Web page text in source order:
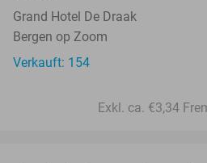
Grand Hotel De Draak
Bergen op Zoom
Verkauft: 154
Exkl. ca. €3,34